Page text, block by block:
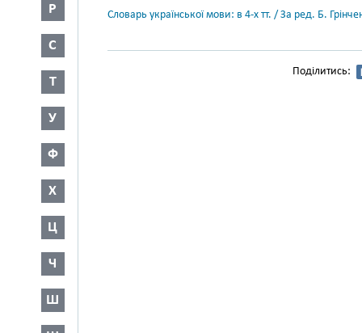
Р
С
Т
У
Ф
Х
Ц
Ч
Ш
Словарь української мови: в 4-х тт. / За ред. Б.
Поділитись: